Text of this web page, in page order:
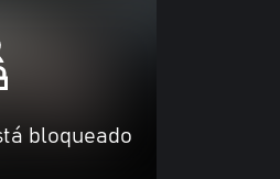
bloqueado